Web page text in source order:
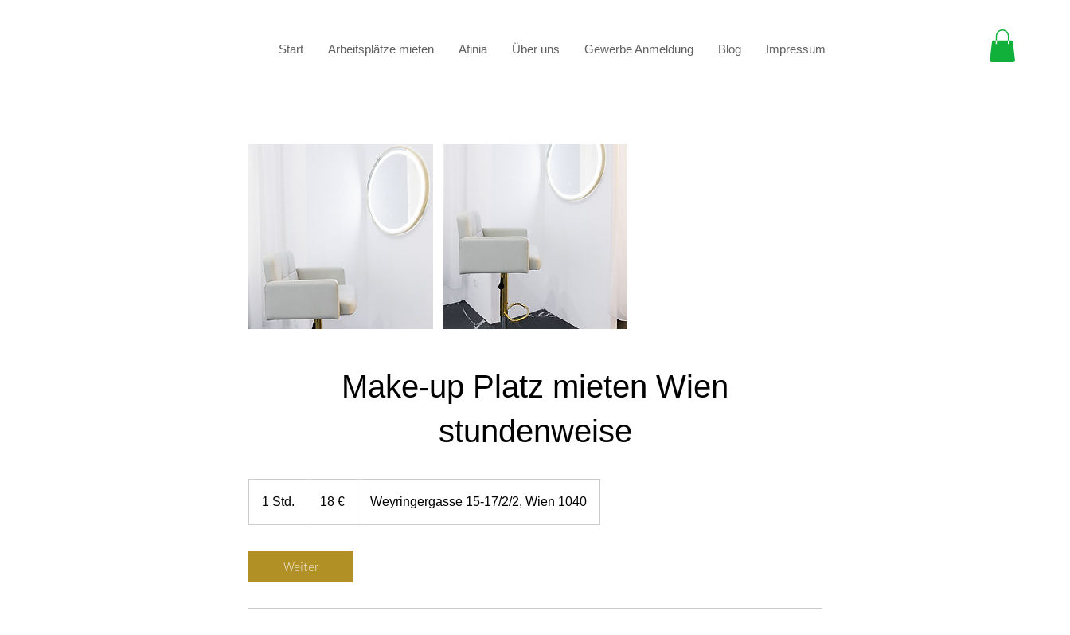
Start Arbeitsplätze mieten Afinia Über uns Gewerbe Anmeldung Blog Impressum
Make-up Platz mieten Wien
stundenweise
1 Std. 18 € Weyringergasse 15-17/2/2, Wien 1040
Weiter